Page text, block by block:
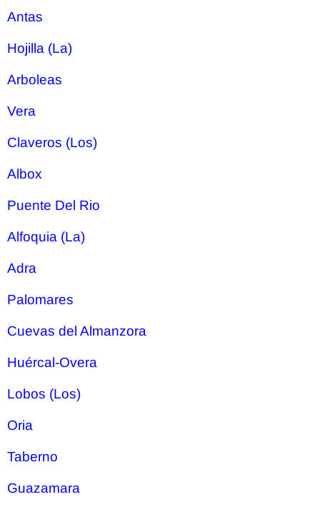
Antas
Hojilla (La)
Arboleas
Vera
Claveros (Los)
Albox
Puente Del Rio
Alfoquia (La)
Adra
Palomares
Cuevas del Almanzora
Huércal-Overa
Lobos (Los)
Oria
Taberno
Guazamara